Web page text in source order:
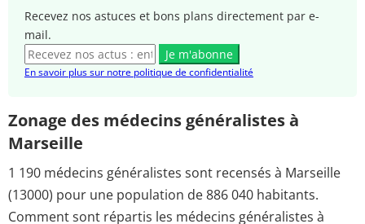
Recevez nos astuces et bons plans directement par e-
mail.
Je m'abonne
En savoir plus sur notre politique de confidentialité
Zonage des médecins généralistes à
Marseille
1 190 médecins généralistes sont recensés à Marseille
(13000) pour une population de 886 040 habitants.
Comment sont répartis les médecins généralistes à